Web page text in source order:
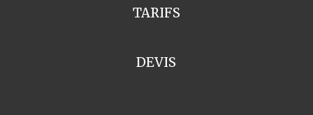
TARIFS
DEVIS